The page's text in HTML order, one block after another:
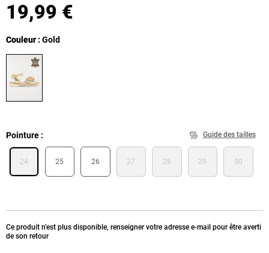
19,99 €
Couleur
Couleur : Gold
Pointure Guide des tailles
24 25 26 27 28 29 30
Ce produit n’est plus disponible, renseigner votre adresse e-mail pour être averti
de son retour